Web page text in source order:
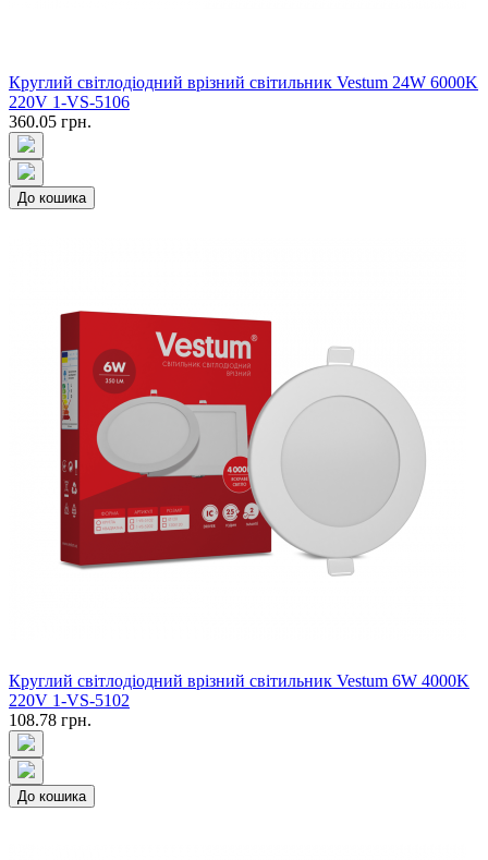
Круглий світлодіодний врізний світильник Vestum 24W 6000K
220V 1-VS-5106
360.05 грн.
До кошика
Круглий світлодіодний врізний світильник Vestum 6W 4000K
220V 1-VS-5102
108.78 грн.
До кошика